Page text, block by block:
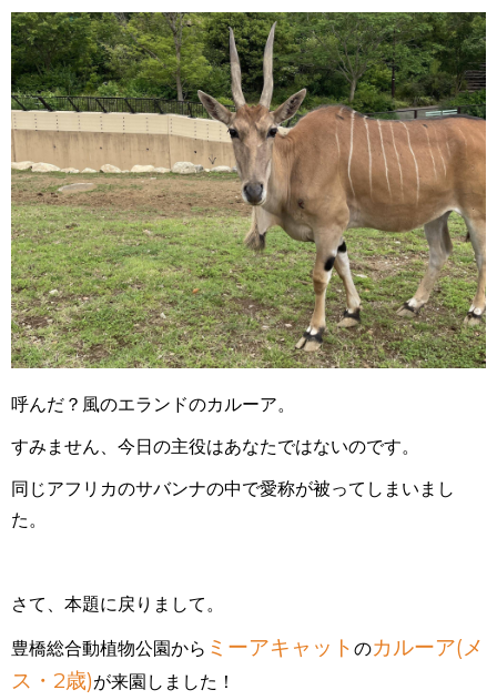
呼んだ？風のエランドのカルーア。
すみません、今日の主役はあなたではないのです。
同じアフリカのサバンナの中で愛称が被ってしまいまし
た。
さて、本題に戻りまして。
豊橋総合動植物公園から ミーアキャット のカルーア(メ
ス・2歳)が来園しました！